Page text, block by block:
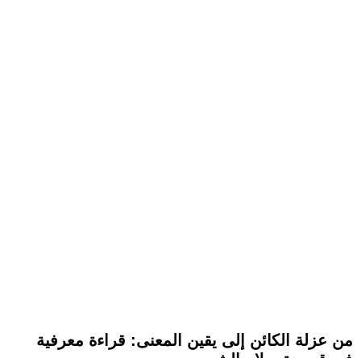
من عزلة الكائن إلى يقين المعنى: قراءة معرفية